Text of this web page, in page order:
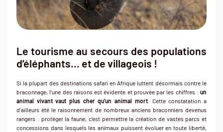
Le tourisme au secours des populations
d’éléphants… et de villageois !
Si la plupart des destinations safari en Afrique luttent désormais contre le
braconnage, l’une des raisons est évidente et prouvée par les chiffres : un
animal vivant vaut plus cher qu’un animal mort. Cette constatation a
d’ailleurs été le raisonnement de nombreux anciens braconniers devenus
rangers : protéger la faune, c’est permettre la création de vastes parcs et
concessions dans lesquels les animaux puissent évoluer en toute liberté,